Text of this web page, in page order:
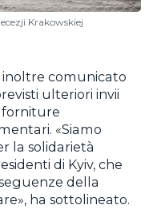
Krakowskiej
inoltre comunicato
ulteriori invii
forniture
«Siamo
la solidarietà
di Kyiv, che
della
ha sottolineato.